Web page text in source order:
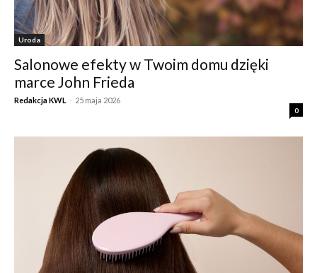
Uroda
Salonowe efekty w Twoim domu dzięki
marce John Frieda
Redakcja KWL - 25 maja 2026
0